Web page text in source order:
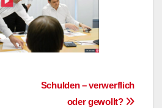
Schulden – verwerflich
oder gewollt?